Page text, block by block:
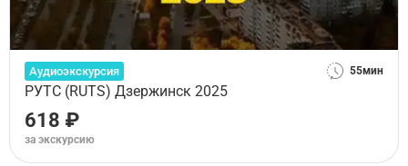
Аудиоэкскурсия 55мин
РУТС (RUTS) Дзержинск 2025
618 ₽
за экскурсию